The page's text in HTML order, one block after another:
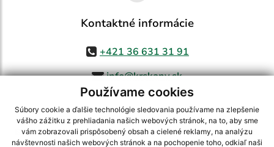
Používame cookies
Súbory cookie a ďalšie technológie sledovania používame na zlepšenie
vášho zážitku z prehliadania našich webových stránok, na to, aby sme
vám zobrazovali prispôsobený obsah a cielené reklamy, na analýzu
návštevnosti našich webových stránok a na pochopenie toho, odkiaľ naši
Kontaktné informácie
+421 36 631 31 91
info@krskany.sk
využite možnosť získavania aktuálnych informácií s využitím RSS
CMS systém (redakčný) systém ECHELON 2,Mapa stránok,web portál